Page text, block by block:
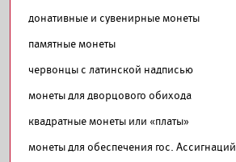
донативные и сувенирные монеты
памятные монеты
червонцы с латинской надписью
монеты для дворцового обихода
квадратные монеты или «платы»
монеты для обеспечения гос. Ассигнаций